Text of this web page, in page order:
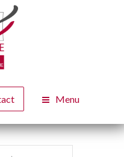
Menu